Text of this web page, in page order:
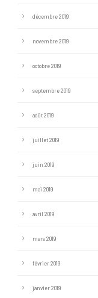
décembre 2019
novembre 2019
octobre 2019
septembre 2019
août 2019
juillet 2019
juin 2019
mai 2019
avril 2019
mars 2019
février 2019
janvier 2019